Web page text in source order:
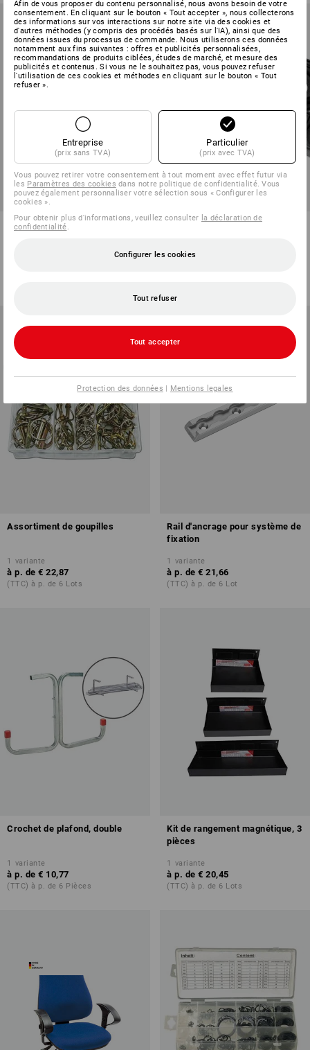
Burg-Wächter Serrure de sécu.
Eléments de connex. p. tapis
1 variante
Assortiment de goupilles
1 variante
à p. de € 22,87
(TTC) à p. de 6 Lots
Rail d'ancrage pour système de
fixation
1 variante
à p. de € 21,66
(TTC) à p. de 6 Lot
Crochet de plafond, double
1 variante
à p. de € 10,77
(TTC) à p. de 6 Pièces
Kit de rangement magnétique, 3
pièces
1 variante
à p. de € 20,45
(TTC) à p. de 6 Lots
Afin de vous proposer du contenu personnalisé, nous avons besoin de votre
consentement. En cliquant sur le bouton « Tout accepter », nous collecterons
des informations sur vos interactions sur notre site via des cookies et
d'autres méthodes (y compris des procédés basés sur l'IA), ainsi que des
données issues du processus de commande. Nous utiliserons ces données
notamment aux fins suivantes : offres et publicités personnalisées,
recommandations de produits ciblées, études de marché, et mesure des
publicités et contenus. Si vous ne le souhaitez pas, vous pouvez refuser
l'utilisation de ces cookies et méthodes en cliquant sur le bouton « Tout
refuser ».
Entreprise
(prix sans TVA)
Particulier
(prix avec TVA)
Vous pouvez retirer votre consentement à tout moment avec effet futur via
les Paramètres des cookies dans notre politique de confidentialité. Vous
pouvez également personnaliser votre sélection sous « Configurer les
cookies ».
Pour obtenir plus d'informations, veuillez consulter la déclaration de
confidentialité
Configurer les cookies
Tout refuser
Tout accepter
Protection des données | Mentions legales